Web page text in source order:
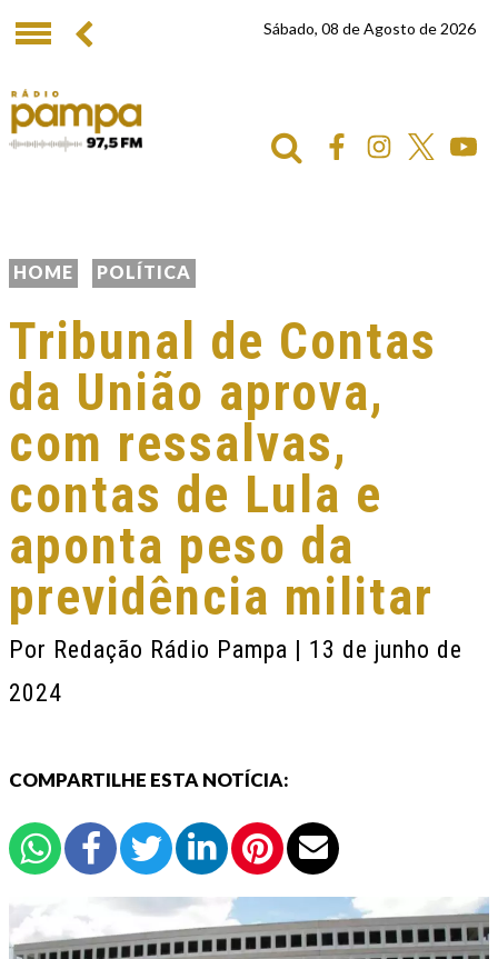
Sábado, 08 de Agosto de 2026
HOME POLÍTICA
Tribunal de Contas
da União aprova,
com ressalvas,
contas de Lula e
aponta peso da
previdência militar
Por Redação Rádio Pampa | 13 de junho de
2024
COMPARTILHE ESTA NOTÍCIA: